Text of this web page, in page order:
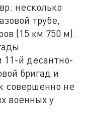
несколько
трубе,
(15 км 750 м).
11-й десантно-
бригад и
совершенно не
военных у